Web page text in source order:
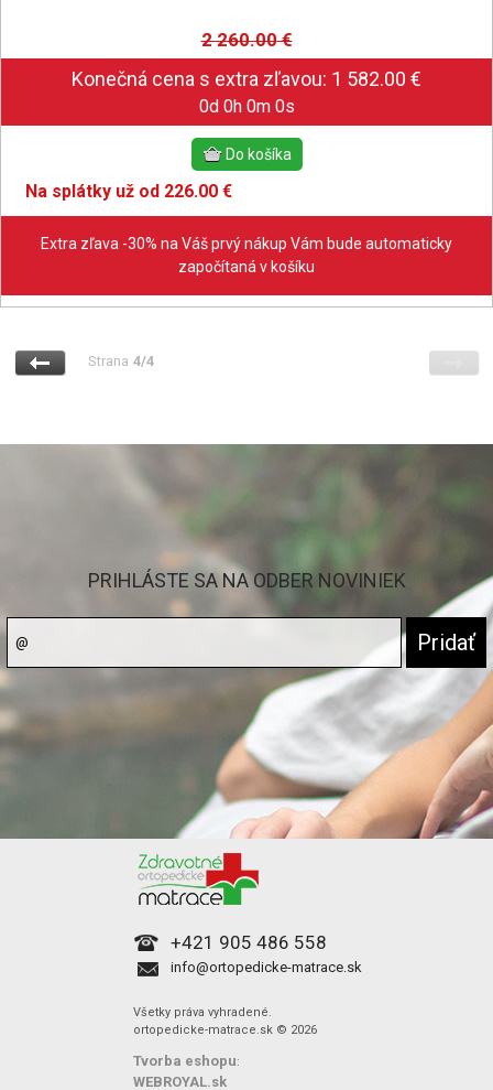
2 260.00€
0d 0h 0m 0s
Na splátky už od 226.00 €
Extra zľava -30% na Váš prvý nákup Vám bude automaticky
započítaná v košíku
Strana 4/4
PRIHLÁSTE SA NA ODBER NOVINIEK
+421 905 486 558
info@ortopedicke-matrace.sk
Všetky práva vyhradené.
ortopedicke-matrace.sk © 2026
Tvorba eshopu:
WEBROYAL.sk